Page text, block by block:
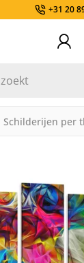
+31 20
Schilderijen per